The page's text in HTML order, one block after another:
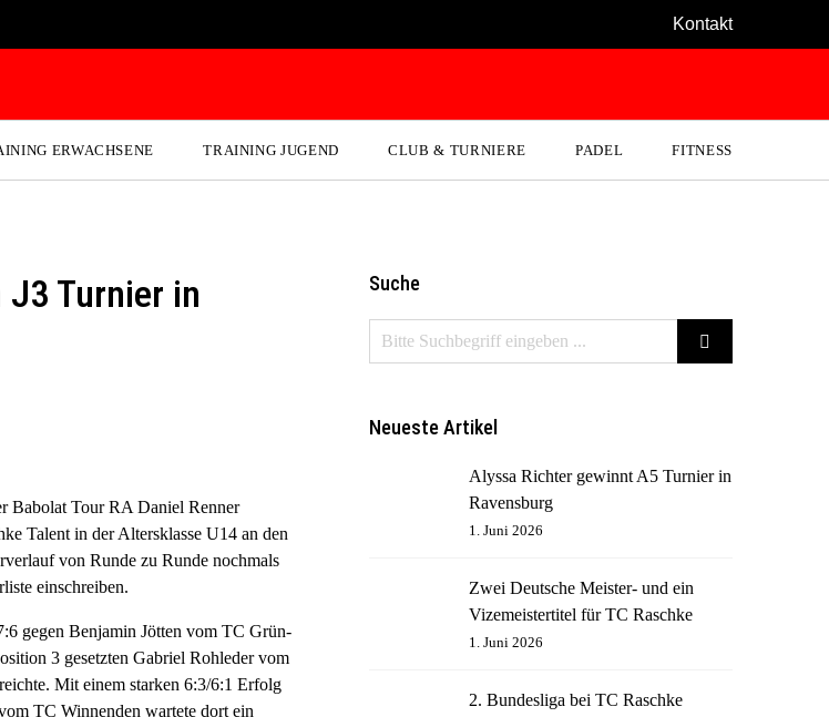
Kontakt
ERWACHSENE TRAINING JUGEND CLUB & TURNIERE PADEL FITNESS
Turnier in
Babolat Tour RA Daniel Renner
Talent in der Altersklasse U14 an den
von Runde zu Runde nochmals
einschreiben.
gegen Benjamin Jötten vom TC Grün-
3 gesetzten Gabriel Rohleder vom
Mit einem starken 6:3/6:1 Erfolg
TC Winnenden wartete dort ein
Suche
Neueste Artikel
Alyssa Richter gewinnt A5 Turnier in
Ravensburg
1. Juni 2026
Zwei Deutsche Meister- und ein
Vizemeistertitel für TC Raschke
1. Juni 2026
2. Bundesliga bei TC Raschke